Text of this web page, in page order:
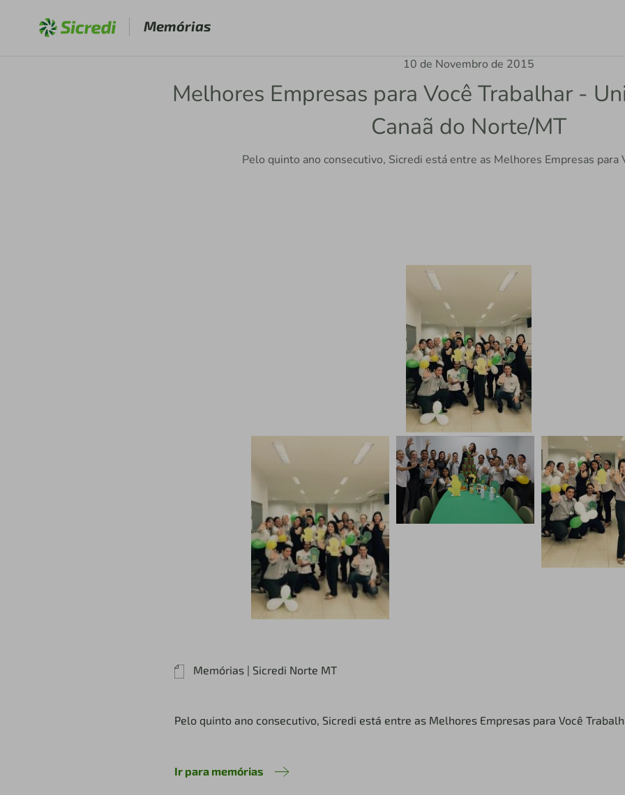
Memórias
10 de Novembro de 2015
Melhores Empresas para Você Trabalhar -
Canaã do Norte/MT
Pelo quinto ano consecutivo, Sicredi está entre as Melhores Empresas para
Memórias | Sicredi Norte MT
Pelo quinto ano consecutivo, Sicredi está entre as Melhores Empresas para Você
Ir para memórias